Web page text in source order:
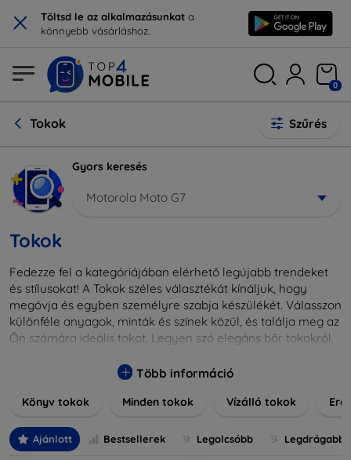
× Töltsd le az alkalmazásunkat a
könnyebb vásárláshoz.
0
Tokok Szűrés
Gyors keresés
Motorola Moto G7
Tokok
Fedezze fel a kategóriájában elérhető legújabb trendeket
és stílusokat! A Tokok széles választékát kínáljuk, hogy
megóvja és egyben személyre szabja készülékét. Válasszon
különféle anyagok, minták és színek közül, és találja meg az
Ön számára ideális tokot. Legyen szó elegáns bőr tokokról,
nálunk mindenki megtalálja a stílusához leginkább illő
különlegesebbé eszközeit a tökéletes tokkal!
Több információ
Könyv tokok Minden tokok Vízálló tokok
Ajánlott Bestsellerek Legolcsóbb Legdrágabb